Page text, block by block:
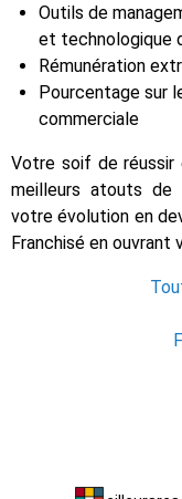
Outils de
et technologique
Rémunération
Pourcentage sur
commerciale
Votre soif de
meilleurs atouts de
votre évolution en
Franchisé en ouvrant